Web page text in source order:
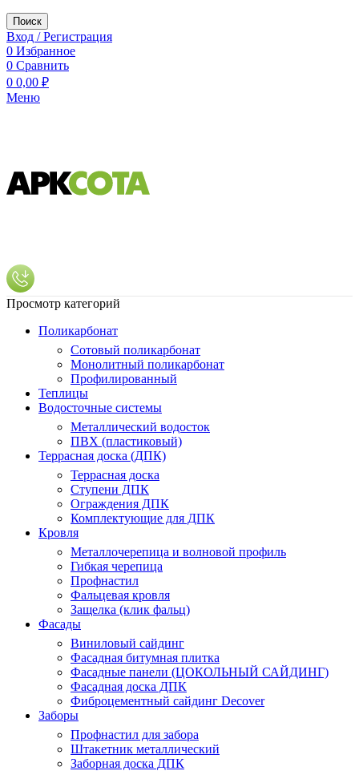
Поиск
Вход / Регистрация
0 Избранное
0 Сравнить
0 0,00 ₽
Меню
Просмотр категорий
Поликарбонат
Сотовый поликарбонат
Монолитный поликарбонат
Профилированный
Теплицы
Водосточные системы
Металлический водосток
ПВХ (пластиковый)
Террасная доска (ДПК)
Террасная доска
Ступени ДПК
Ограждения ДПК
Комплектующие для ДПК
Кровля
Металлочерепица и волновой профиль
Гибкая черепица
Профнастил
Фальцевая кровля
Защелка (клик фальц)
Фасады
Виниловый сайдинг
Фасадная битумная плитка
Фасадные панели (ЦОКОЛЬНЫЙ САЙДИНГ)
Фасадная доска ДПК
Фиброцементный сайдинг Decover
Заборы
Профнастил для забора
Штакетник металлический
Заборная доска ДПК